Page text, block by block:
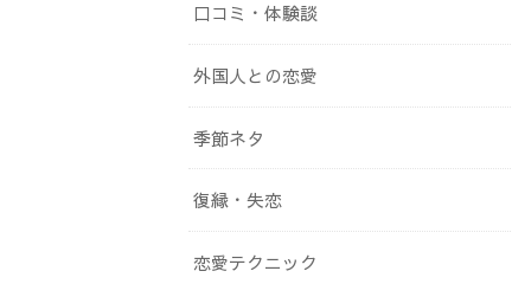
口コミ・体験談
外国人との恋愛
季節ネタ
復縁・失恋
恋愛テクニック